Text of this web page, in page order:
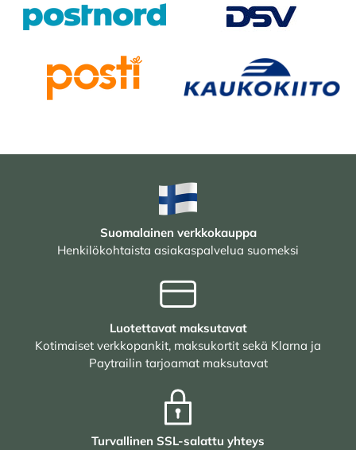
Suomalainen verkkokauppa
Henkilökohtaista asiakaspalvelua suomeksi
Luotettavat maksutavat
Kotimaiset verkkopankit, maksukortit sekä Klarna ja
Paytrailin tarjoamat maksutavat
Turvallinen SSL-salattu yhteys